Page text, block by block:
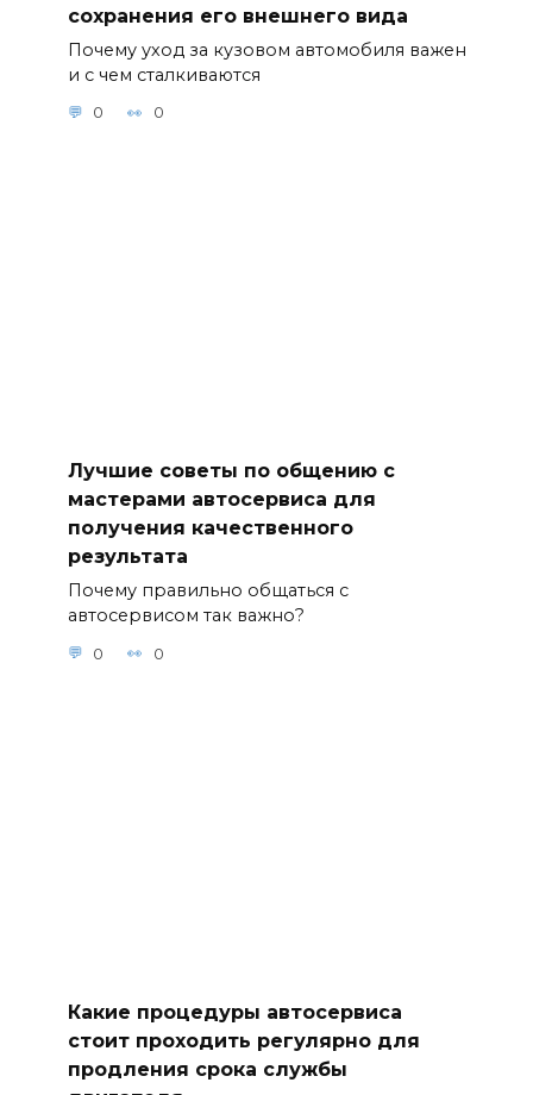
сохранения его внешнего вида
Почему уход за кузовом автомобиля важен
и с чем сталкиваются
0 0
Лучшие советы по общению с
мастерами автосервиса для
получения качественного
результата
Почему правильно общаться с
автосервисом так важно?
0 0
Какие процедуры автосервиса
стоит проходить регулярно для
продления срока службы